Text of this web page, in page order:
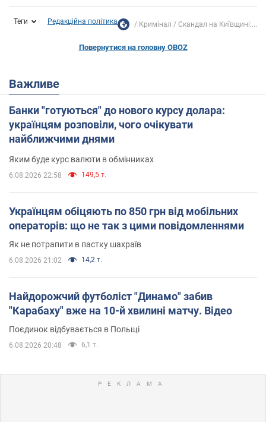
Теги Редакційна політика Кримінал Скандал на Київщині:...
Повернутися на головну OBOZ
Важливе
Банки "готуються" до нового курсу долара:
українцям розповіли, чого очікувати
найближчими днями
Яким буде курс валюти в обмінниках
6.08.2026 22:58 149,5 т.
Українцям обіцяють по 850 грн від мобільних
операторів: що не так з цими повідомленнями
Як не потрапити в пастку шахраїв
6.08.2026 21:02 14,2 т.
Найдорожчий футболіст "Динамо" забив
"Карабаху" вже на 10-й хвилині матчу. Відео
Поєдинок відбувається в Польщі
6.08.2026 20:48 6,1 т.